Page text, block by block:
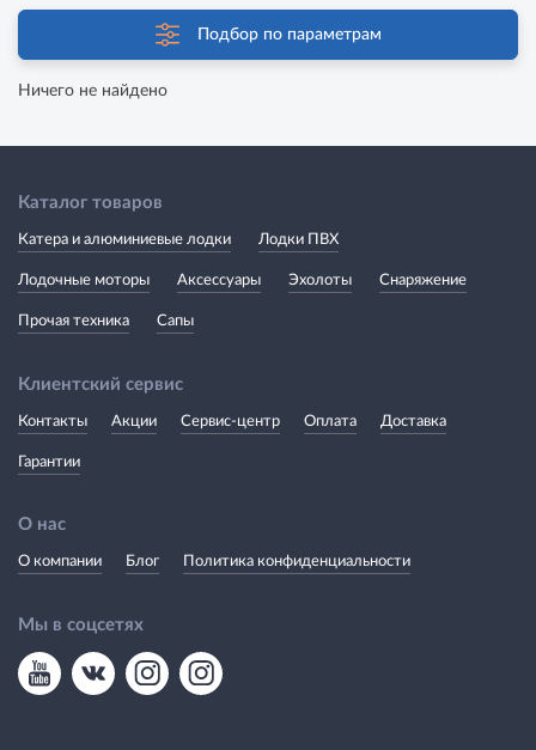
Подбор по параметрам
Ничего не найдено
Каталог товаров
Катера и алюминиевые лодки Лодки ПВХ
Лодочные моторы Аксессуары Эхолоты Снаряжение
Прочая техника Сапы
Клиентский сервис
Контакты Акции Сервис-центр Оплата Доставка
Гарантии
О нас
О компании Блог Политика конфиденциальности
Мы в соцсетях